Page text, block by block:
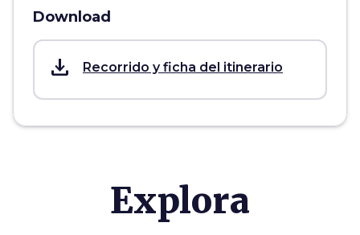
Download
save_alt Recorrido y ficha del itinerario
Explora